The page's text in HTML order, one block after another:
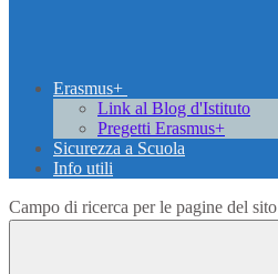
Erasmus+
Link al Blog d'Istituto
Pregetti Erasmus+
Sicurezza a Scuola
Info utili
Campo di ricerca per le pagine del sito